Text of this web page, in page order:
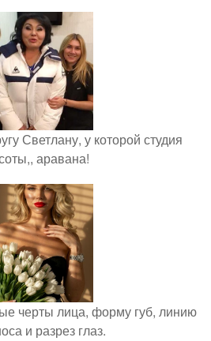
Светлану, у которой студия
аравана!
черты лица, форму губ, линию
и разрез глаз.